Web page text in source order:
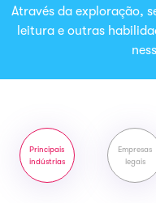
Através da exploração,
leitura e outras
Principais
indústrias
Empresas
legais